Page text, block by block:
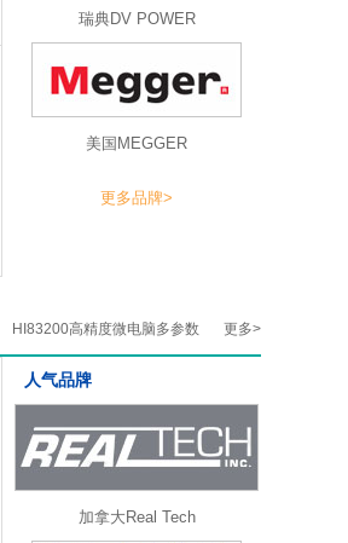
瑞典DV POWER
美国MEGGER
更多品牌>
更多>
HI83200高精度微电脑多参数
人气品牌
加拿大Real Tech